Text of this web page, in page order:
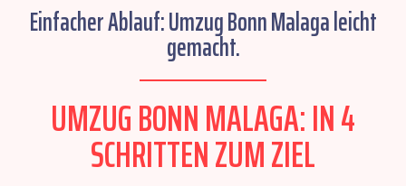
Einfacher Ablauf: Umzug Bonn Malaga leicht
gemacht.
UMZUG BONN MALAGA: IN 4
SCHRITTEN ZUM ZIEL